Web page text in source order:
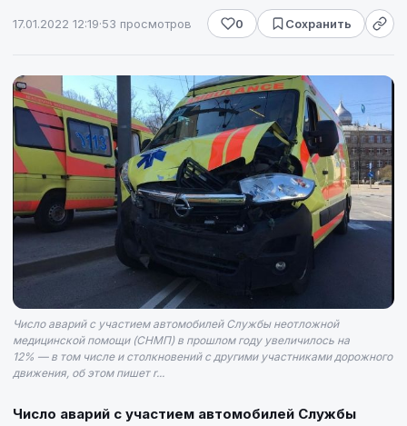
17.01.2022 12:19·53 просмотров 0 Сохранить
Число аварий с участием автомобилей Службы неотложной
медицинской помощи (СНМП) в прошлом году увеличилось на
12% — в том числе и столкновений с другими участниками дорожного
движения, об этом пишет r...
Число аварий с участием автомобилей Службы